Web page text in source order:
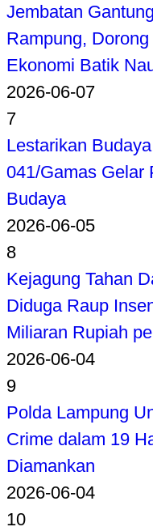
Jembatan
Rampung,
Ekonomi Batik
2026-06-07
7
Lestarikan
041/Gamas Gelar
Budaya
2026-06-05
8
Kejagung Tahan
Diduga Raup
Miliaran Rupiah
2026-06-04
9
Polda Lampung
Crime dalam 19
Diamankan
2026-06-04
10